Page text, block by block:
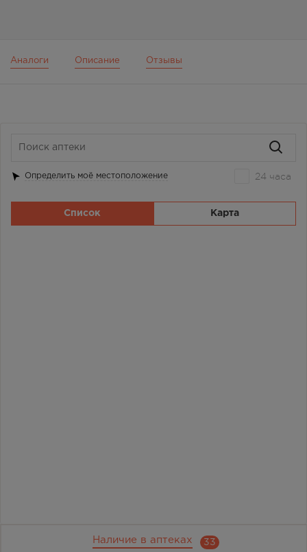
Аналоги Описание Отзывы
Наличие в аптеках 33
Определить моё местоположение 24 часа
Список Карта